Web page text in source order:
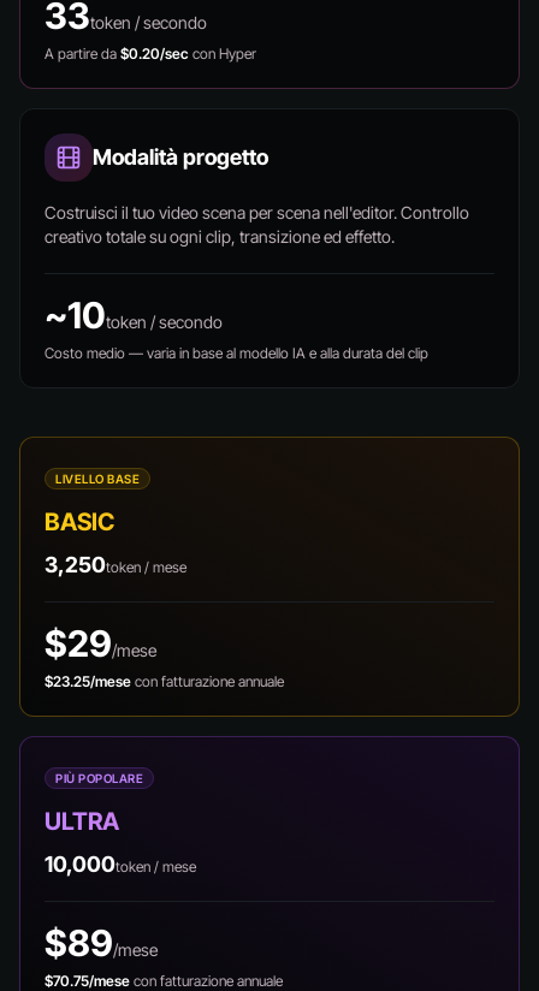
33token / secondo
A partire da $0.20/sec con Hyper
Modalità progetto
Costruisci il tuo video scena per scena nell'editor. Controllo
creativo totale su ogni clip, transizione ed effetto.
~10token / secondo
Costo medio — varia in base al modello IA e alla durata del clip
LIVELLO BASE
BASIC
3,250token / mese
$29/mese
$23.25/mese con fatturazione annuale
PIÙ POPOLARE
ULTRA
10,000token / mese
$89/mese
$70.75/mese con fatturazione annuale